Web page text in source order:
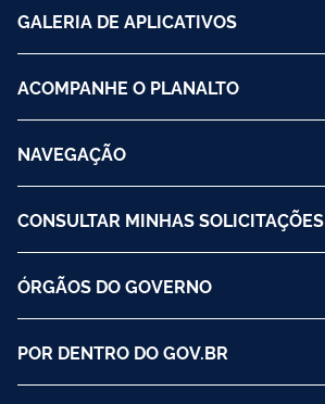
GALERIA DE APLICATIVOS
ACOMPANHE O PLANALTO
NAVEGAÇÃO
CONSULTAR MINHAS SOLICITAÇÕES
ÓRGÃOS DO GOVERNO
POR DENTRO DO GOV.BR